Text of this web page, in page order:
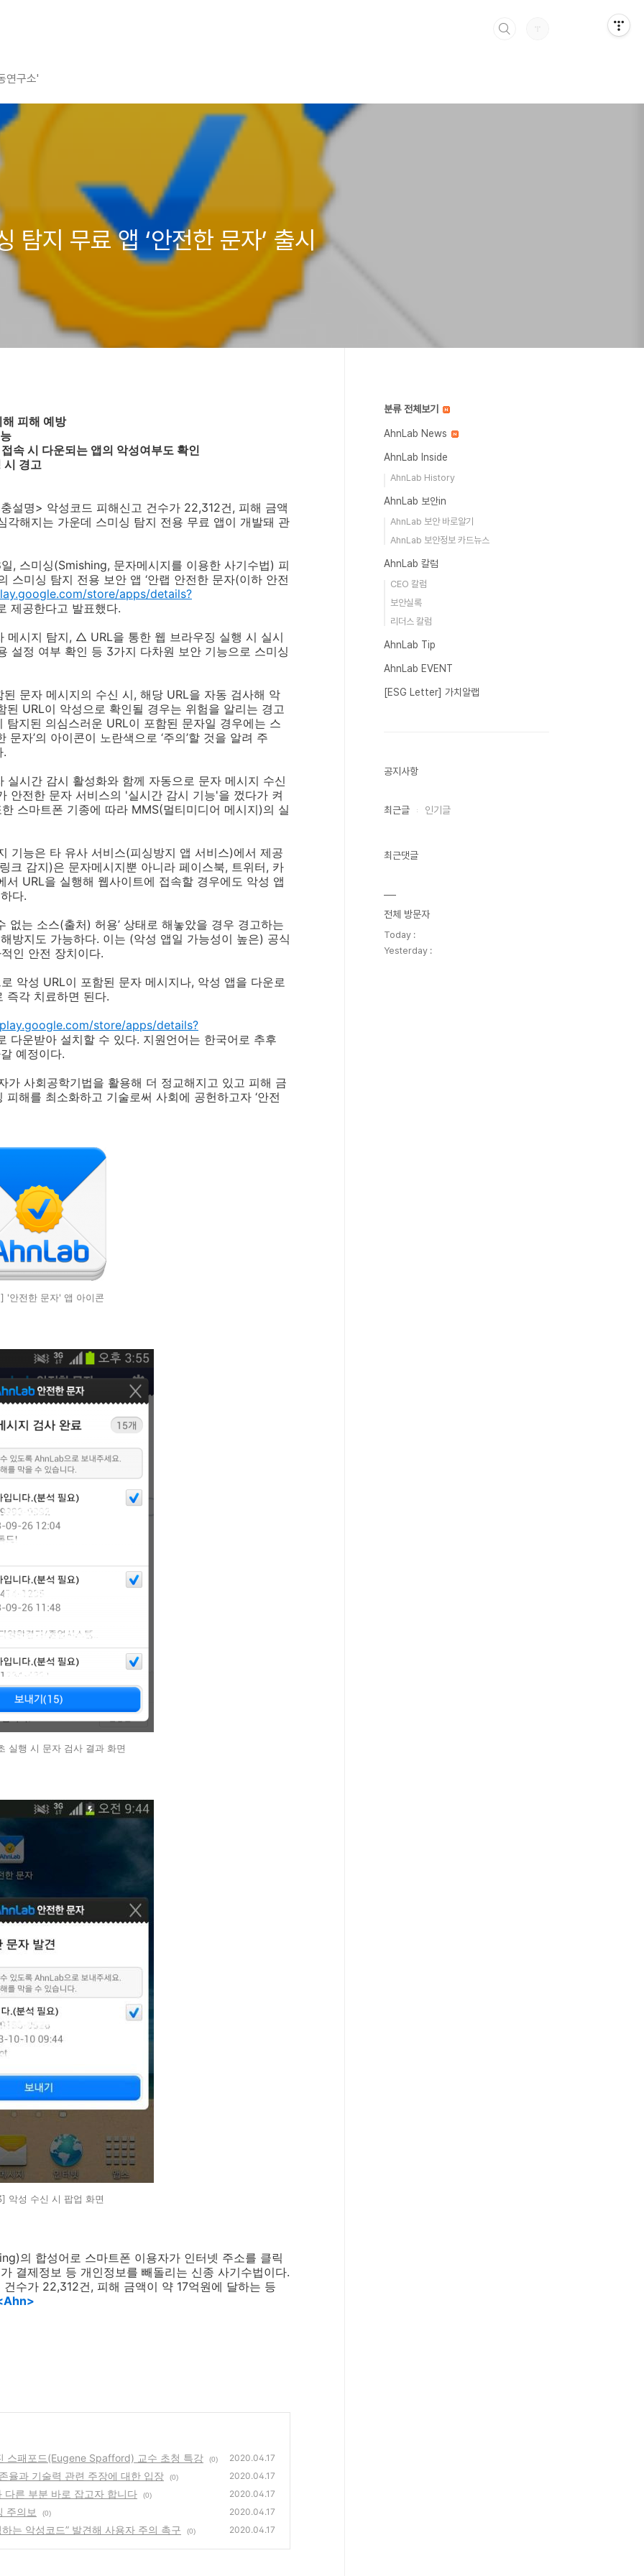
연구소'
지 무료 앱 ‘안전한 문자’ 출시
피해 예방
접속 시 다운되는 앱의 악성여부도 확인
시 경고
설명> 악성코드 피해신고 건수가 22,312건, 피해 금액
각해지는 가운데 스미싱 탐지 전용 무료 앱이 개발돼 관
일, 스미싱(Smishing, 문자메시지를 이용한 사기수법) 피
스미싱 탐지 전용 보안 앱 ‘안랩 안전한 문자(이하 안전
store/apps/details?
제공한다고 발표했다.
메시지 탐지, △ URL을 통한 웹 브라우징 실행 시 실시
설정 여부 확인 등 3가지 다차원 보안 기능으로 스미싱
된 문자 메시지의 수신 시, 해당 URL을 자동 검사해 악
된 URL이 악성으로 확인될 경우는 위험을 알리는 경고
탐지된 의심스러운 URL이 포함된 문자일 경우에는 스
자’의 아이콘이 노란색으로 ‘주의’할 것을 알려 주
.
실시간 감시 활성화와 함께 자동으로 문자 메시지 수신
안전한 문자 서비스의 '실시간 감시 기능'을 껐다가 켜
스마트폰 기종에 따라 MMS(멀티미디어 메시지)의 실
기능은 타 유사 서비스(피싱방지 앱 서비스)에서 제공
링크 감지)은 문자메시지뿐 아니라 페이스북, 트위터, 카
서 URL을 실행해 웹사이트에 접속할 경우에도 악성 앱
다.
없는 소스(출처) 허용’ 상태로 해놓았을 경우 경고하는
방지도 가능하다. 이는 (악성 앱일 가능성이 높은) 공식
인 안전 장치이다.
악성 URL이 포함된 문자 메시지나, 악성 앱을 다운로
즉각 치료하면 된다.
store/apps/details?
다운받아 설치할 수 있다. 지원언어는 한국어로 추후
예정이다.
가 사회공학기법을 활용해 더 정교해지고 있고 피해 금
피해를 최소화하고 기술로써 사회에 공헌하고자 ‘안전
'안전한 문자' 앱 아이콘
실행 시 문자 검사 결과 화면
악성 수신 시 팝업 화면
의 합성어로 스마트폰 이용자가 인터넷 주소를 클릭
결제정보 등 개인정보를 빼돌리는 신종 사기수법이다.
건수가 22,312건, 피해 금액이 약 17억원에 달하는 등
스패포드(Eugene Spafford) 교수 초청 특강 (0) 2020.04.17
율과 기술력 관련 주장에 대한 입장 (0) 2020.04.17
른 부분 바로 잡고자 합니다 (0) 2020.04.17
주의보 (0) 2020.04.17
는 악성코드” 발견해 사용자 주의 촉구 (0) 2020.04.17
분류 전체보기
AhnLab News
AhnLab Inside
AhnLab History
AhnLab 보안in
AhnLab 보안 바로알기
AhnLab 보안정보 카드뉴스
AhnLab 칼럼
CEO 칼럼
보안실록
리더스 칼럼
AhnLab Tip
AhnLab EVENT
[ESG Letter] 가치알랩
공지사항
최근글 인기글
최근댓글
전체 방문자
Today :
Yesterday :